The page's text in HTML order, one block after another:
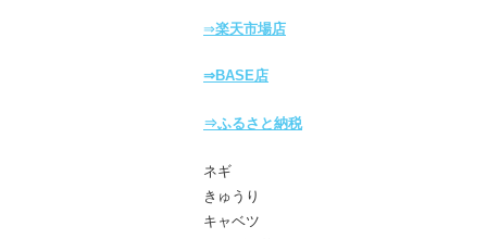
⇒楽天市場店
⇒BASE店
⇒ふるさと納税
ネギ
きゅうり
キャベツ